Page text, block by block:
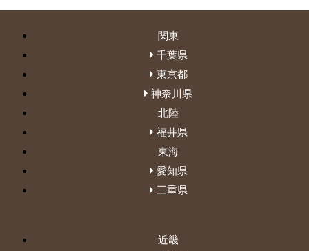
関東
千葉県
東京都
神奈川県
北陸
福井県
東海
愛知県
三重県
近畿